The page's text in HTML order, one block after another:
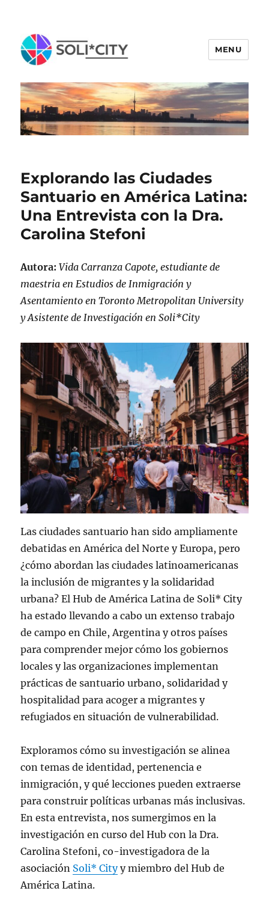
MENU
Explorando las Ciudades
Santuario en América Latina:
Una Entrevista con la Dra.
Carolina Stefoni
Autora: Vida Carranza Capote, estudiante de
maestria en Estudios de Inmigración y
Asentamiento en Toronto Metropolitan University
y Asistente de Investigación en Soli*City
Las ciudades santuario han sido ampliamente
debatidas en América del Norte y Europa, pero
¿cómo abordan las ciudades latinoamericanas
la inclusión de migrantes y la solidaridad
urbana? El Hub de América Latina de Soli* City
ha estado llevando a cabo un extenso trabajo
de campo en Chile, Argentina y otros países
para comprender mejor cómo los gobiernos
locales y las organizaciones implementan
prácticas de santuario urbano, solidaridad y
hospitalidad para acoger a migrantes y
refugiados en situación de vulnerabilidad.
Exploramos cómo su investigación se alinea
con temas de identidad, pertenencia e
inmigración, y qué lecciones pueden extraerse
para construir políticas urbanas más inclusivas.
En esta entrevista, nos sumergimos en la
investigación en curso del Hub con la Dra.
Carolina Stefoni, co-investigadora de la
asociación Soli* Cityy miembro del Hub de
América Latina.